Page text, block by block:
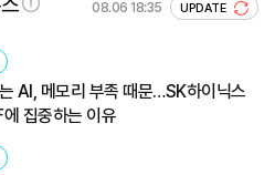
08.06 18:35 UPDATE
AI, 메모리 부족 때문…SK하이닉스
집중하는 이유